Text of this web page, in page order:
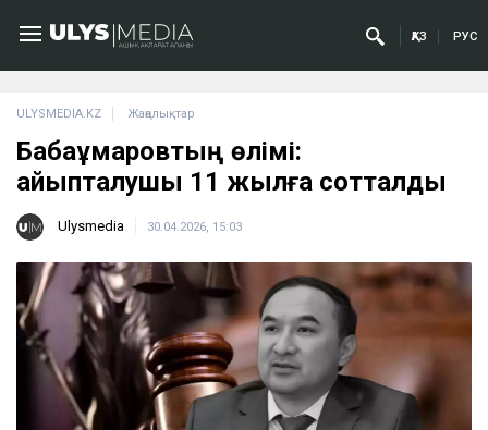
ҚАЗ РУС
ULYSMEDIA.KZ Жаңалықтар
Бабақұмаровтың өлімі:
айыпталушы 11 жылға сотталды
Ulysmedia 30.04.2026, 15:03